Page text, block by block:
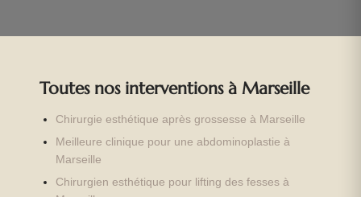
Toutes nos interventions à Marseille
Chirurgie esthétique après grossesse à Marseille
Meilleure clinique pour une abdominoplastie à
Marseille
Chirurgien esthétique pour lifting des fesses à